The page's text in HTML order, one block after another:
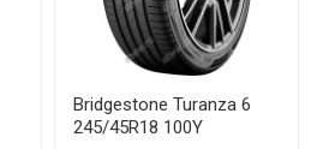
Bridgestone Turanza 6
245/45R18 100Y